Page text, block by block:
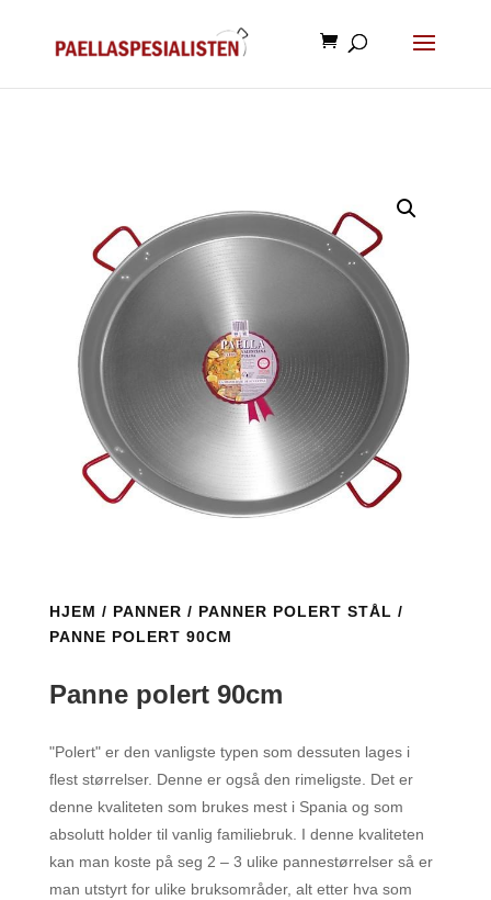
HJEM / PANNER / PANNER POLERT STÅL /
PANNE POLERT 90CM
Panne polert 90cm
"Polert" er den vanligste typen som dessuten lages i
flest størrelser. Denne er også den rimeligste. Det er
denne kvaliteten som brukes mest i Spania og som
absolutt holder til vanlig familiebruk. I denne kvaliteten
kan man koste på seg 2 – 3 ulike pannestørrelser så er
man utstyrt for ulike bruksområder, alt etter hva som